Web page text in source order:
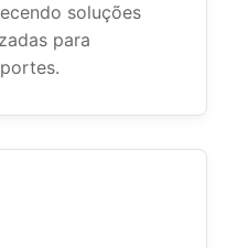
soluções
para